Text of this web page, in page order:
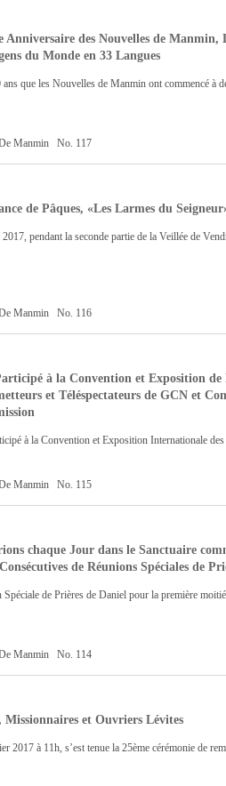
Anniversaire des Nouvelles de
du Monde en 33 Langues
que les Nouvelles de Manmin ont commencé à
De Manmin No. 117
de Pâques, «Les Larmes du
pendant la seconde partie de la Veillée de
De Manmin No. 116
à la Convention et Exposition
et Téléspectateurs de GCN et
à la Convention et Exposition Internationale
De Manmin No. 115
chaque Jour dans le Sanctuaire
Consécutives de Réunions Spéciales de
Spéciale de Prières de Daniel pour la première
De Manmin No. 114
Missionnaires et Ouvriers Lévites
2017 à 11h, s’est tenue la 25ème cérémonie de